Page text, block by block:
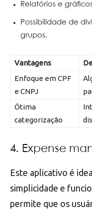
Relatórios e
Possibilidade de
grupos.
Vantagens
Enfoque em CPF
e CNPJ
Ótima
categorização
4. Expense
Este aplicativo é
simplicidade e
permite que os